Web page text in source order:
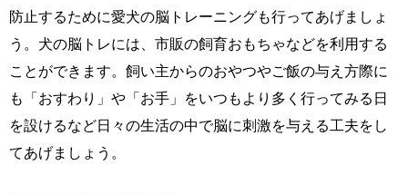
防止するために愛犬の脳トレーニングも行ってあげましょ
う。犬の脳トレには、市販の飼育おもちゃなどを利用する
ことができます。飼い主からのおやつやご飯の与え方際に
も「おすわり」や「お手」をいつもより多く行ってみる日
を設けるなど日々の生活の中で脳に刺激を与える工夫をし
てあげましょう。